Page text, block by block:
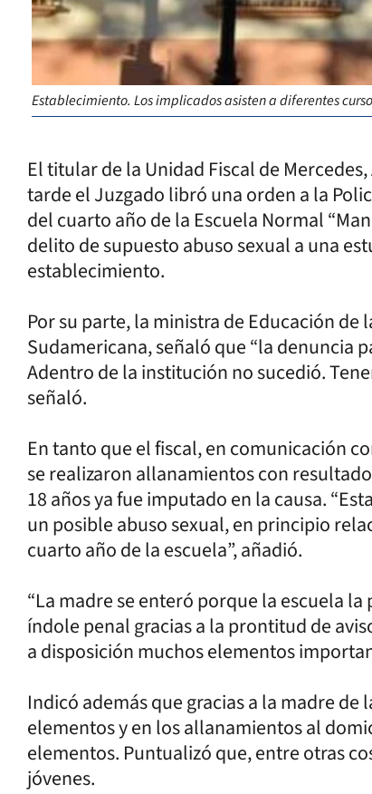
Establecimiento. Los implicados asisten a diferentes
El titular de la Unidad Fiscal de
tarde el Juzgado libró una orden a la
del cuarto año de la Escuela Normal
delito de supuesto abuso sexual a una
establecimiento.
Por su parte, la ministra de Educación
Sudamericana, señaló que “la denuncia
Adentro de la institución no sucedió.
señaló.
En tanto que el fiscal, en comunicación
se realizaron allanamientos con
18 años ya fue imputado en la causa.
un posible abuso sexual, en principio
cuarto año de la escuela”, añadió.
“La madre se enteró porque la escuela
índole penal gracias a la prontitud de
a disposición muchos elementos
Indicó además que gracias a la madre
elementos y en los allanamientos al
elementos. Puntualizó que, entre otras
jóvenes.